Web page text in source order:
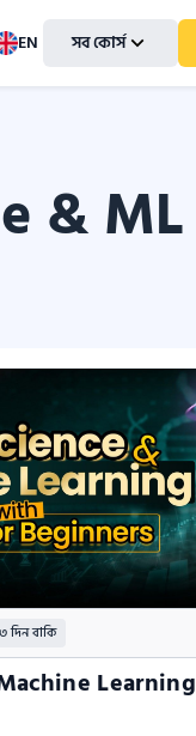
EN সব কোর্স
& ML
দিন বাকি
Learning